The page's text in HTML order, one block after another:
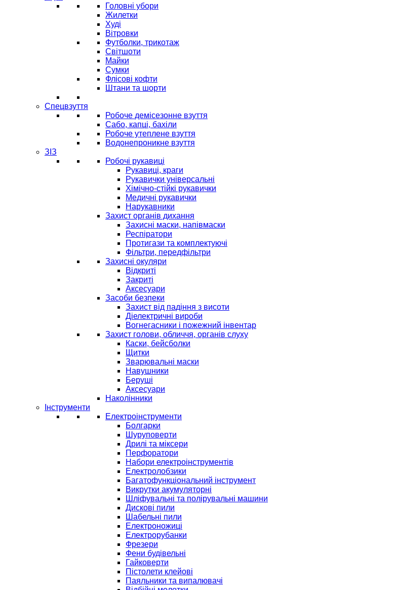
Головні убори
Жилетки
Худі
Вітровки
Футболки, трикотаж
Світшоти
Майки
Сумки
Флісові кофти
Штани та шорти
Спецвзуття
Робоче демісезонне взуття
Сабо, капці, бахіли
Робоче утеплене взуття
Водонепроникне взуття
ЗІЗ
Робочі рукавиці
Рукавиці, краги
Рукавички універсальні
Хімічно-стійкі рукавички
Медичні рукавички
Нарукавники
Захист органів дихання
Захисні маски, напівмаски
Респіратори
Протигази та комплектуючі
Фільтри, передфільтри
Захисні окуляри
Відкриті
Закриті
Аксесуари
Засоби безпеки
Захист від падіння з висоти
Діелектричні вироби
Вогнегасники і пожежний інвентар
Захист голови, обличчя, органів слуху
Каски, бейсболки
Щитки
Зварювальні маски
Навушники
Беруші
Аксесуари
Наколінники
Інструменти
Електроінструменти
Болгарки
Шуруповерти
Дрилі та міксери
Перфоратори
Набори електроінструментів
Електролобзики
Багатофункціональний інструмент
Викрутки акумуляторні
Шліфувальні та полірувальні машини
Дискові пили
Шабельні пили
Електроножиці
Електрорубанки
Фрезери
Фени будівельні
Гайковерти
Пістолети клейові
Паяльники та випалювачі